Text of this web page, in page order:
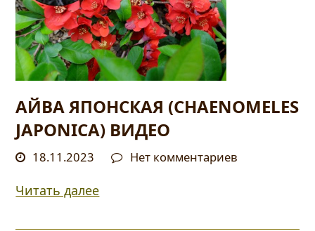
АЙВА ЯПОНСКАЯ (CHAENOMELES
JAPONICA) ВИДЕО
18.11.2023 Нет комментариев
Читать далее